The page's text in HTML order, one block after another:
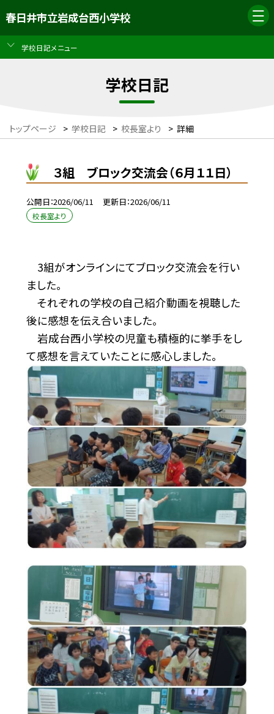
春日井市立岩成台西小学校
学校日記メニュー
学校日記
トップページ > 学校日記 > 校長室より > 詳細
３組 ブロック交流会（６月１１日）
公開日 2026/06/11 更新日 2026/06/11
校長室より
3組がオンラインにてブロック交流会を行い
ました。
それぞれの学校の自己紹介動画を視聴した
後に感想を伝え合いました。
岩成台西小学校の児童も積極的に挙手をし
て感想を言えていたことに感心しました。